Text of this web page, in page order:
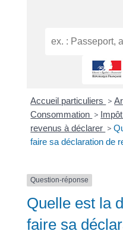
Accueil particuliers >
Consommation >
revenus à déclarer >
faire sa déclaration de
Question-réponse
Quelle est la
faire sa